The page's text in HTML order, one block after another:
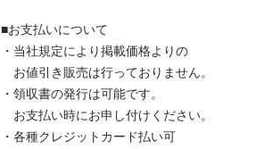
■お支払いについて
・当社規定により掲載価格よりの
お値引き販売は行っておりません。
・領収書の発行は可能です。
お支払い時にお申し付けください。
・各種クレジットカード払い可